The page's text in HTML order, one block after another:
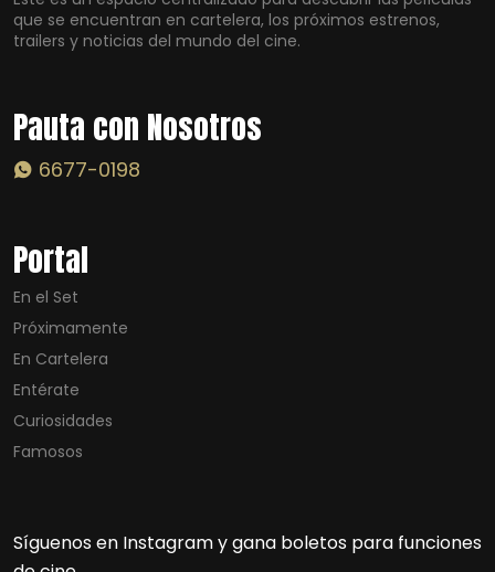
que se encuentran en cartelera, los próximos estrenos,
trailers y noticias del mundo del cine.
Pauta con Nosotros
6677-0198
Portal
En el Set
Próximamente
En Cartelera
Entérate
Curiosidades
Famosos
Síguenos en Instagram y gana boletos para funciones